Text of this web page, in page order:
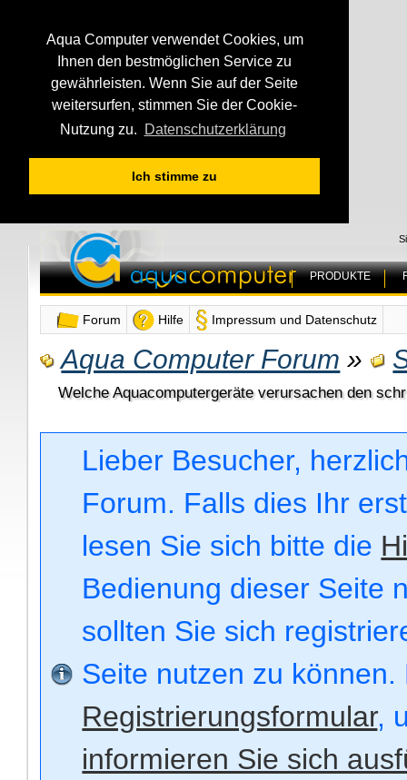
Aqua Computer verwendet Cookies, um
Ihnen den bestmöglichen Service zu
gewährleisten. Wenn Sie auf der Seite
weitersurfen, stimmen Sie der Cookie-
Nutzung zu.
Datenschutzerklärung
Ich stimme zu
PRODUKTE
Forum Hilfe Impressum und Datenschutz
Aqua Computer Forum »
Welche Aquacomputergeräte verursachen den
Lieber Besucher,
Forum. Falls dies Ihr
lesen Sie sich bitte die
Bedienung dieser Seite
sollten Sie sich
Seite nutzen zu
Registrierungsformular,
informieren Sie sich